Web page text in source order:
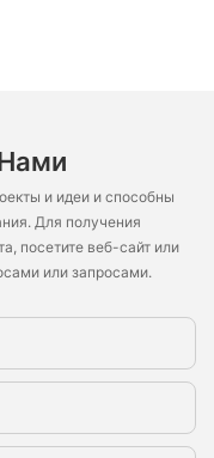
и идеи и способны
Для получения
посетите веб-сайт или
или запросами.